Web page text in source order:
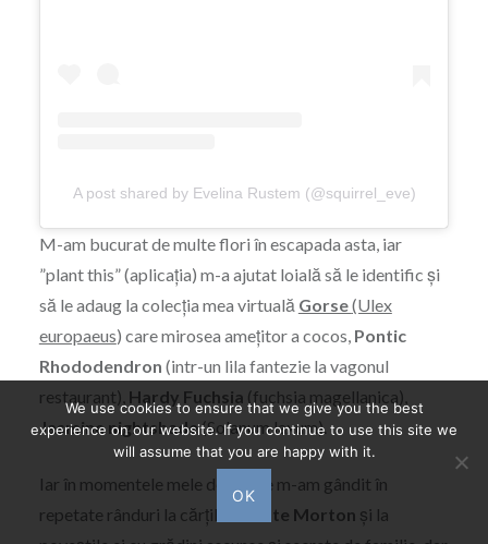
A post shared by Evelina Rustem (@squirrel_eve)
M-am bucurat de multe flori în escapada asta, iar
”plant this” (aplicația) m-a ajutat loială să le identific și
să le adaug la colecția mea virtuală Gorse(Ulex
europaeus) care mirosea amețitor a cocos, Pontic
Rhododendron (intr-un lila fantezie la vagonul
restaurant), Hardy Fuchsia (fuchsia magellanica),
Jasmine nightshade(Solanum laxum).
Iar în momentele mele de liniște m-am gândit în
repetate rânduri la cărțile lui
Kate Morton și la
We use cookies to ensure that we give you the best
experience on our website. If you continue to use this site we
will assume that you are happy with it.
OK